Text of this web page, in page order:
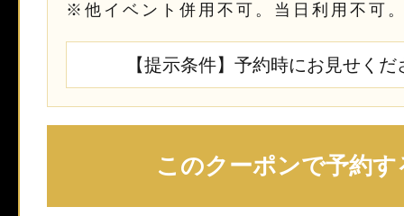
※他イベント併用不可。当日利用不可
【提示条件】予約時にお見せくだ
このクーポンで予約す